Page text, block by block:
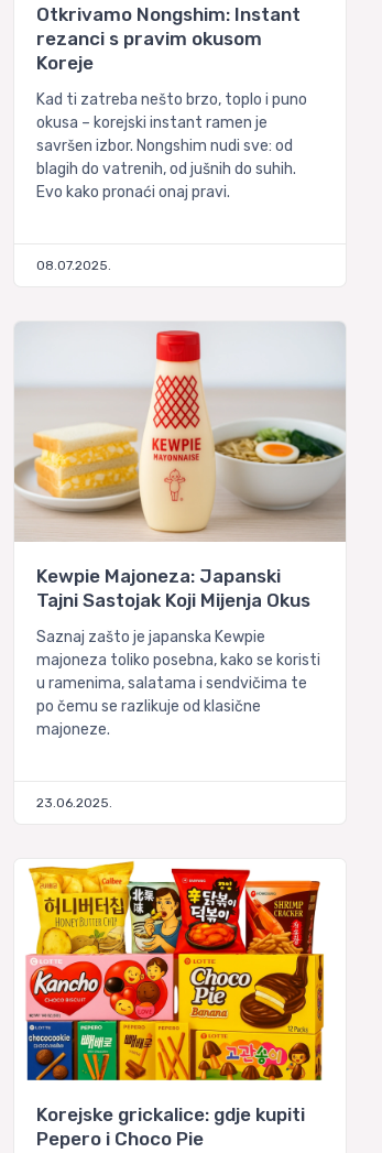
Otkrivamo Nongshim: Instant
rezanci s pravim okusom
Koreje
Kad ti zatreba nešto brzo, toplo i puno
okusa – korejski instant ramen je
savršen izbor. Nongshim nudi sve: od
blagih do vatrenih, od jušnih do suhih.
Evo kako pronaći onaj pravi.
08.07.2025.
Kewpie Majoneza: Japanski
Tajni Sastojak Koji Mijenja Okus
Saznaj zašto je japanska Kewpie
majoneza toliko posebna, kako se koristi
u ramenima, salatama i sendvičima te
po čemu se razlikuje od klasične
majoneze.
23.06.2025.
Korejske grickalice: gdje kupiti
Pepero i Choco Pie